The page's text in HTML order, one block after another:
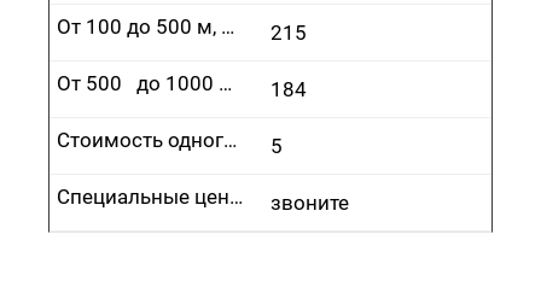
215
От 100 до 500 м, руб.
184
От 500 до 1000 м, руб.
5
Стоимость одного врезания, руб.
звоните
Специальные цены